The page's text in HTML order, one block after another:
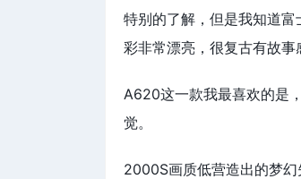
特别的了解，但是我知道
彩非常漂亮，很复古有故事
A620这一款我最喜欢的是
觉。
2000S画质低营造出的梦幻